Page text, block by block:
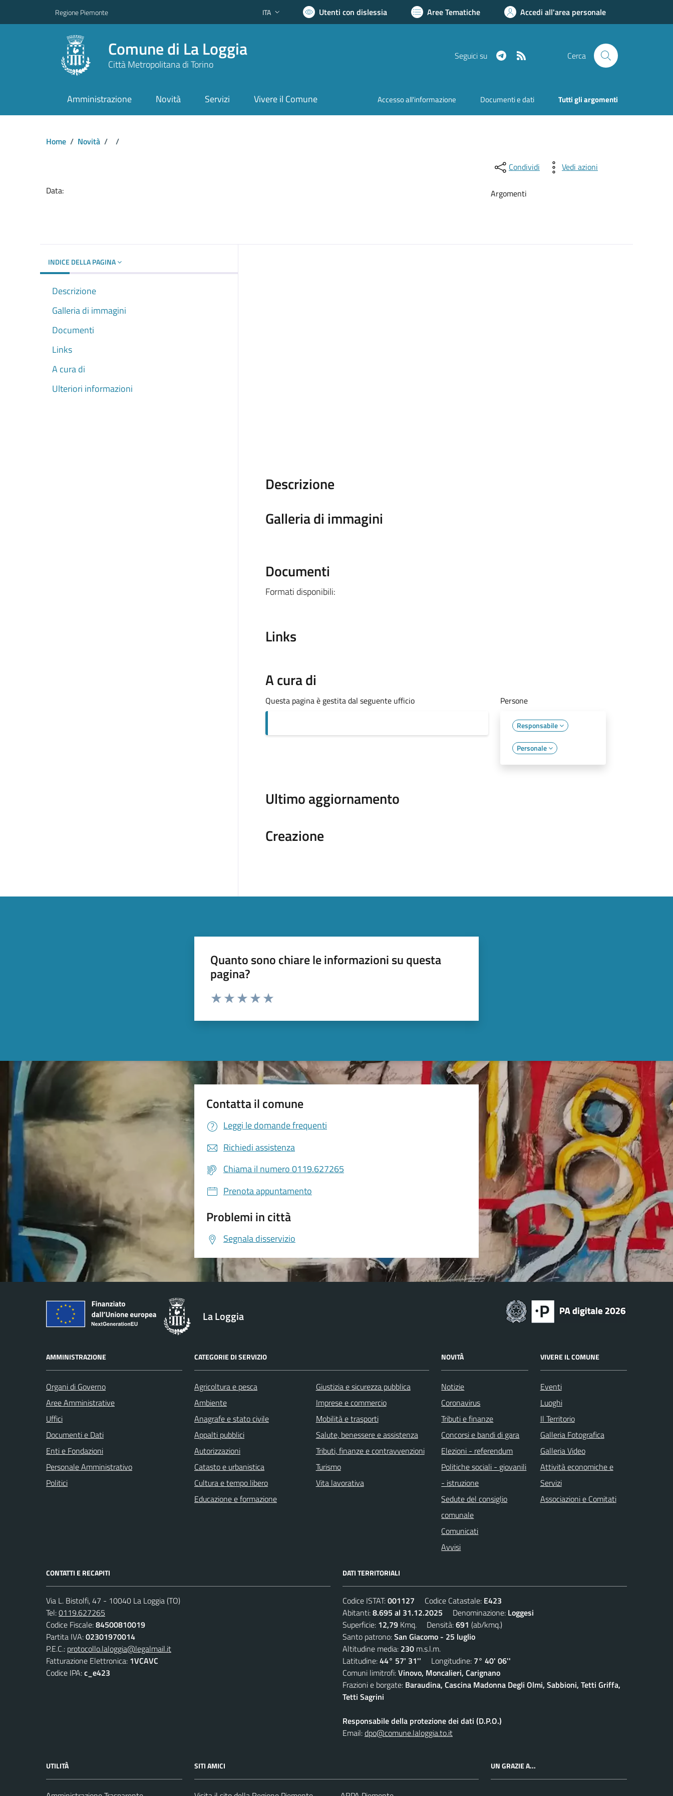
Regione Piemonte Lingua attiva:
ITA Utenti con dislessia Aree Tematiche Accedi all'area personale
Comune di La Loggia
Città Metropolitana di Torino
Seguici su Telegram Cerca
Amministrazione Novità Servizi Vivere il Comune Accesso all'informazione Documenti e dati Tutti gli argomenti
Home / Novità / /
Data:
Condividi Vedi azioni
Argomenti
INDICE DELLA PAGINA
Descrizione
Galleria di immagini
Documenti
Links
A cura di
Ulteriori informazioni
Descrizione
Galleria di immagini
Documenti
Formati disponibili:
Links
A cura di
Questa pagina è gestita dal seguente ufficio Persone
Responsabile
Personale
Ultimo aggiornamento
Creazione
Quanto sono chiare le informazioni su questa
pagina?
Valuta da 1 a 5 stelle la pagina
Contatta il comune
Leggi le domande frequenti
Richiedi assistenza
Chiama il numero 0119.627265
Prenota appuntamento
Problemi in città
Segnala disservizio
La Loggia
AMMINISTRAZIONE
Organi di Governo
Aree Amministrative
Uffici
Documenti e Dati
Enti e Fondazioni
Personale Amministrativo
Politici
CATEGORIE DI SERVIZIO
Agricoltura e pesca
Ambiente
Anagrafe e stato civile
Appalti pubblici
Autorizzazioni
Catasto e urbanistica
Cultura e tempo libero
Educazione e formazione
Giustizia e sicurezza pubblica
Imprese e commercio
Mobilità e trasporti
Salute, benessere e assistenza
Tributi, finanze e contravvenzioni
Turismo
Vita lavorativa
NOVITÀ
Notizie
Coronavirus
Tributi e finanze
Concorsi e bandi di gara
Elezioni - referendum
Politiche sociali - giovanili
- istruzione
Sedute del consiglio
comunale
Comunicati
Avvisi
VIVERE IL COMUNE
Eventi
Luoghi
Il Territorio
Galleria Fotografica
Galleria Video
Attività economiche e
Servizi
Associazioni e Comitati
CONTATTI E RECAPITI
Via L. Bistolfi, 47 - 10040 La Loggia (TO)
Tel:0119.627265
Codice Fiscale:84500810019
Partita IVA:02301970014
P.E.C.: protocollo.laloggia@legalmail.it
Fatturazione Elettronica: 1VCAVC
Codice IPA:c_e423
DATI TERRITORIALI
Codice ISTAT:001127 Codice Catastale: E423
Abitanti:8.695 al 31.12.2025 Denominazione: Loggesi
Superficie: 12,79 Kmq. Densità:691 (ab/kmq.)
Santo patrono:San Giacomo - 25 luglio
Altitudine media: 230 m.s.l.m.
Latitudine:44° 57' 31'' Longitudine: 7° 40' 06''
Comuni limitrofi:Vinovo, Moncalieri, Carignano
Frazioni e borgate: Baraudina, Cascina Madonna Degli Olmi, Sabbioni, Tetti Griffa,
Tetti Sagrini
Responsabile della protezione dei dati (D.P.O.)
Email:dpo@comune.laloggia.to.it
UTILITÀ SITI AMICI UN GRAZIE A...